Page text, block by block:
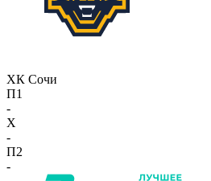
ХК Сочи
П1
-
X
-
П2
-